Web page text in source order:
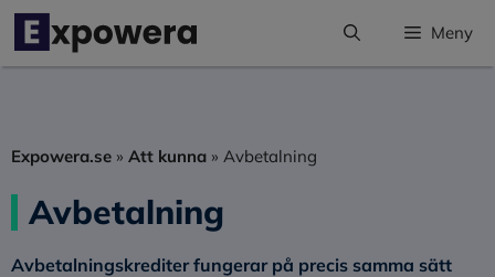
Hoppa
innehåll
Meny
Expowera.se » Att kunna » Avbetalning
Avbetalning
Avbetalningskrediterfungerar på precis samma sätt